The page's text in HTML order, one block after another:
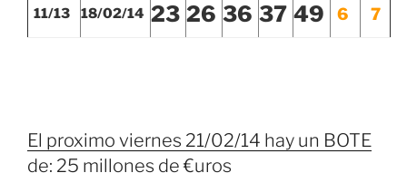
11/13 18/02/14 23 26 36 37 49 6 7
El proximo viernes 21/02/14 hay un BOTE
de: 25 millones de €uros